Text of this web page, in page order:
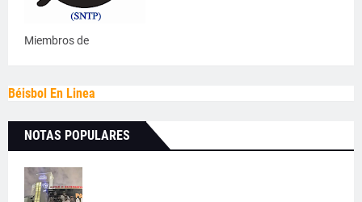
Miembros de
Béisbol En Linea
NOTAS POPULARES